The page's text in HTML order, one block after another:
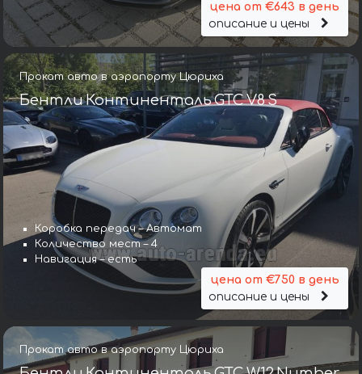
цена от €643 в день
описание и цены
Прокат авто в аэропорту Цюриха
Бентли Континенталь GTC V8 S
Коробка передач – Автомат
Количество мест – 4
Навигация – есть
цена от €750 в день
описание и цены
Прокат авто в аэропорту Цюриха